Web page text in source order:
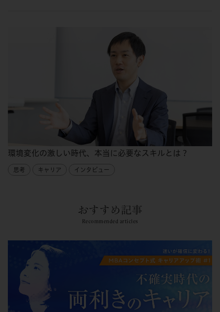
環境変化の激しい時代、本当に必要なスキルとは？
思考 キャリア インタビュー
おすすめ記事
Recommended articles